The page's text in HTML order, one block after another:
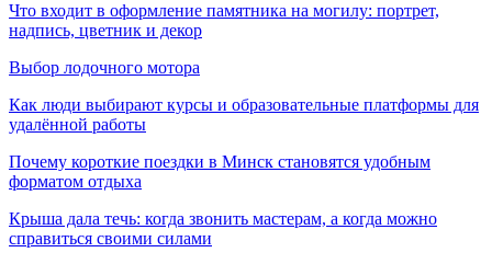
Что входит в оформление памятника на могилу: портрет,
надпись, цветник и декор
Выбор лодочного мотора
Как люди выбирают курсы и образовательные платформы для
удалённой работы
Почему короткие поездки в Минск становятся удобным
форматом отдыха
Крыша дала течь: когда звонить мастерам, а когда можно
справиться своими силами